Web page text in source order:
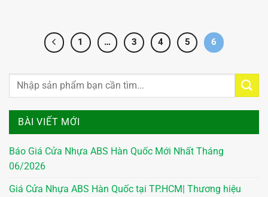
BÀI VIẾT MỚI
Báo Giá Cửa Nhựa ABS Hàn Quốc Mới Nhất Tháng
06/2026
Giá Cửa Nhựa ABS Hàn Quốc tại TP.HCM| Thương hiệu
1 … 3 4 5 6